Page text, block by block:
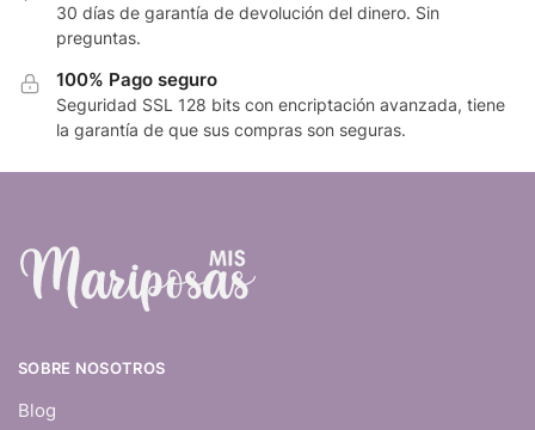
30 días de garantía de devolución del dinero. Sin
preguntas.
100% Pago seguro
Seguridad SSL 128 bits con encriptación avanzada, tiene
la garantía de que sus compras son seguras.
SOBRE NOSOTROS
Blog